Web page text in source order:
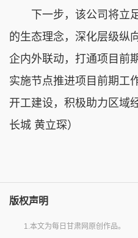
下一步，该公司将立足
的生态理念，深化层级纵
企内外联动，打通项目前
实施节点推进项目前期工
开工建设，积极助力区域
长城 黄立琛）
版权声明
1.本文为每日甘肃网原创作品。